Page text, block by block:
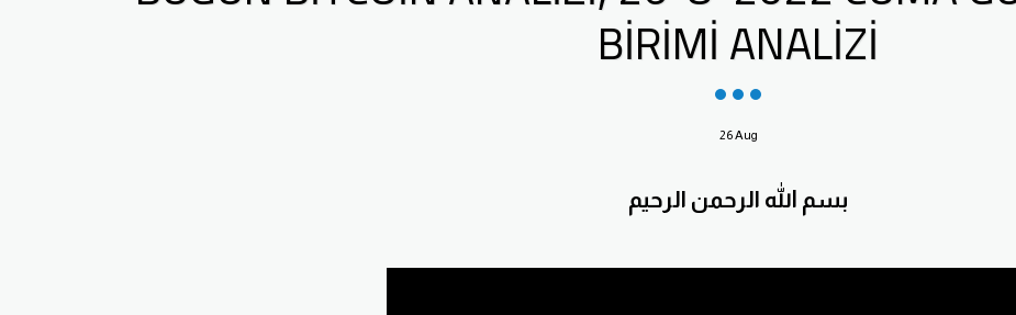
BIRIMI ANALIZI
26Aug
بسم الله الرحمن الرحيم